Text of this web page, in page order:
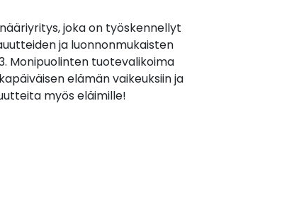
joka on työskennellyt
ja luonnonmukaisten
Monipuolinten tuotevalikoima
elämän vaikeuksiin ja
myös eläimille!